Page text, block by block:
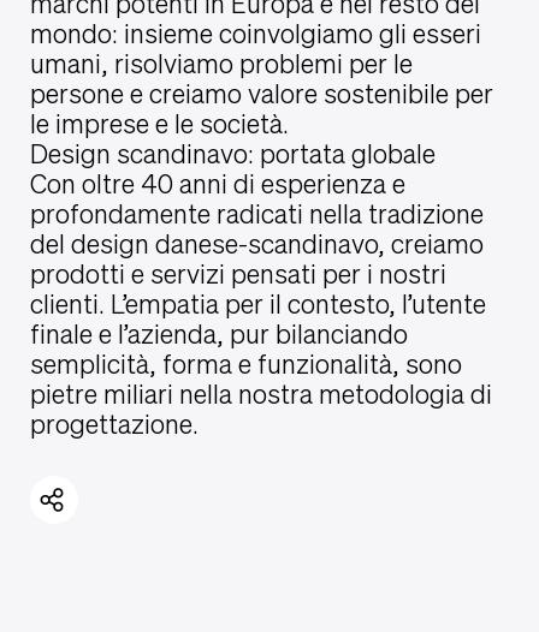
mondo: insieme coinvolgiamo gli esseri
umani, risolviamo problemi per le
persone e creiamo valore sostenibile per
le imprese e le società.
Design scandinavo: portata globale
Con oltre 40 anni di esperienza e
profondamente radicati nella tradizione
del design danese-scandinavo, creiamo
prodotti e servizi pensati per i nostri
clienti. L’empatia per il contesto, l’utente
finale e l’azienda, pur bilanciando
semplicità, forma e funzionalità, sono
pietre miliari nella nostra metodologia di
progettazione.